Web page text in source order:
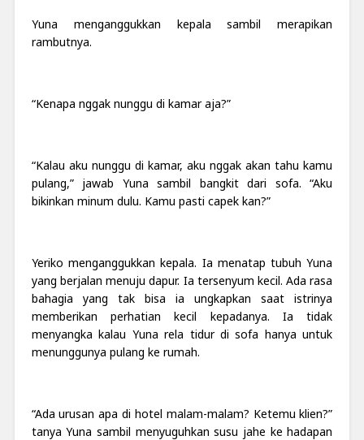
Yuna menganggukkan kepala sambil merapikan
rambutnya.
“Kenapa nggak nunggu di kamar aja?”
“Kalau aku nunggu di kamar, aku nggak akan tahu kamu
pulang,” jawab Yuna sambil bangkit dari sofa. “Aku
bikinkan minum dulu. Kamu pasti capek kan?”
Yeriko menganggukkan kepala. Ia menatap tubuh Yuna
yang berjalan menuju dapur. Ia tersenyum kecil. Ada rasa
bahagia yang tak bisa ia ungkapkan saat istrinya
memberikan perhatian kecil kepadanya. Ia tidak
menyangka kalau Yuna rela tidur di sofa hanya untuk
menunggunya pulang ke rumah.
“Ada urusan apa di hotel malam-malam? Ketemu klien?”
tanya Yuna sambil menyuguhkan susu jahe ke hadapan